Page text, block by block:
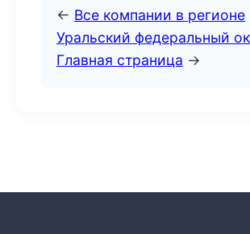
← Все компании в регионе
Уральский федеральный
Главная страница →